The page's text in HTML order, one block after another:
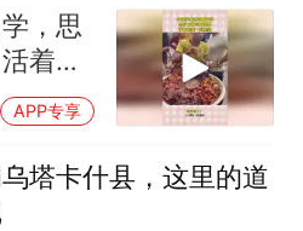
，思
着是
APP专享
塔卡什县，这里的道